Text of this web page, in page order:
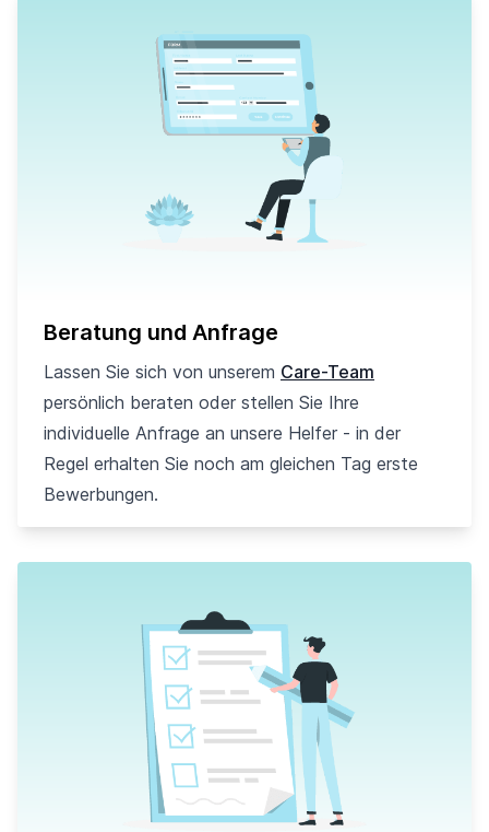
Beratung und Anfrage
Lassen Sie sich von unserem Care-Team
persönlich beraten oder stellen Sie Ihre
individuelle Anfrage an unsere Helfer - in der
Regel erhalten Sie noch am gleichen Tag erste
Bewerbungen.